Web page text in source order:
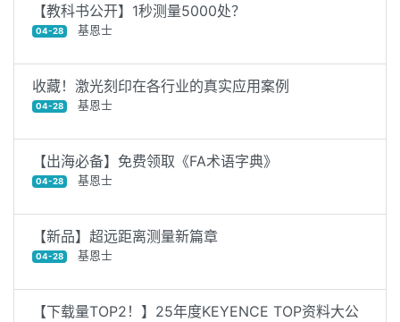
【教科书公开】1秒测量5000处？
04-28 基恩士
收藏！激光刻印在各行业的真实应用案例
04-28 基恩士
【出海必备】免费领取《FA术语字典》
04-28 基恩士
【新品】超远距离测量新篇章
04-28 基恩士
【下载量TOP2！】25年度KEYENCE TOP资料大公